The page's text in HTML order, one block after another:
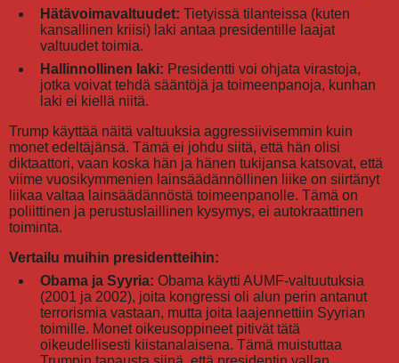
Hätävoimavaltuudet: Tietyissä tilanteissa (kuten
kansallinen kriisi) laki antaa presidentille laajat
valtuudet toimia.
Hallinnollinen laki: Presidentti voi ohjata virastoja,
jotka voivat tehdä sääntöjä ja toimeenpanoja, kunhan
laki ei kiellä niitä.
Trump käyttää näitä valtuuksia aggressiivisemmin kuin
monet edeltäjänsä. Tämä ei johdu siitä, että hän olisi
diktaattori, vaan koska hän ja hänen tukijansa katsovat, että
viime vuosikymmenien lainsäädännöllinen liike on siirtänyt
liikaa valtaa lainsäädännöstä toimeenpanolle. Tämä on
poliittinen ja perustuslaillinen kysymys, ei autokraattinen
toiminta.
Vertailu muihin presidentteihin:
Obama ja Syyria: Obama käytti AUMF-valtuutuksia
(2001 ja 2002), joita kongressi oli alun perin antanut
terrorismia vastaan, mutta joita laajennettiin Syyrian
toimille. Monet oikeusoppineet pitivät tätä
oikeudellisesti kiistanalaisena. Tämä muistuttaa